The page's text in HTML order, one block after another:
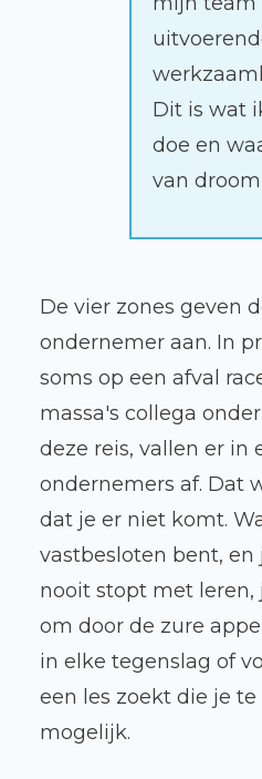
Dit is wat
doe en
van
De vier zones geven
ondernemer aan. In
soms op een afval
massa's collega
deze reis, vallen er in
ondernemers af. Dat
dat je er niet komt.
vastbesloten bent, en
nooit stopt met
om door de zure
in elke tegenslag of
een les zoekt die je
mogelijk.